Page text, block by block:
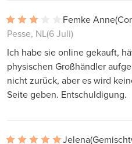
Femke Anne
Pesse, NL(6 Juli)
Ich habe sie online gekauft,
physischen Großhändler
nicht zurück, aber es wird
Seite geben. Entschuldigung.
Jelena